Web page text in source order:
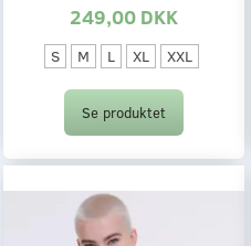
249,00 DKK
S M L XL XXL
Se produktet